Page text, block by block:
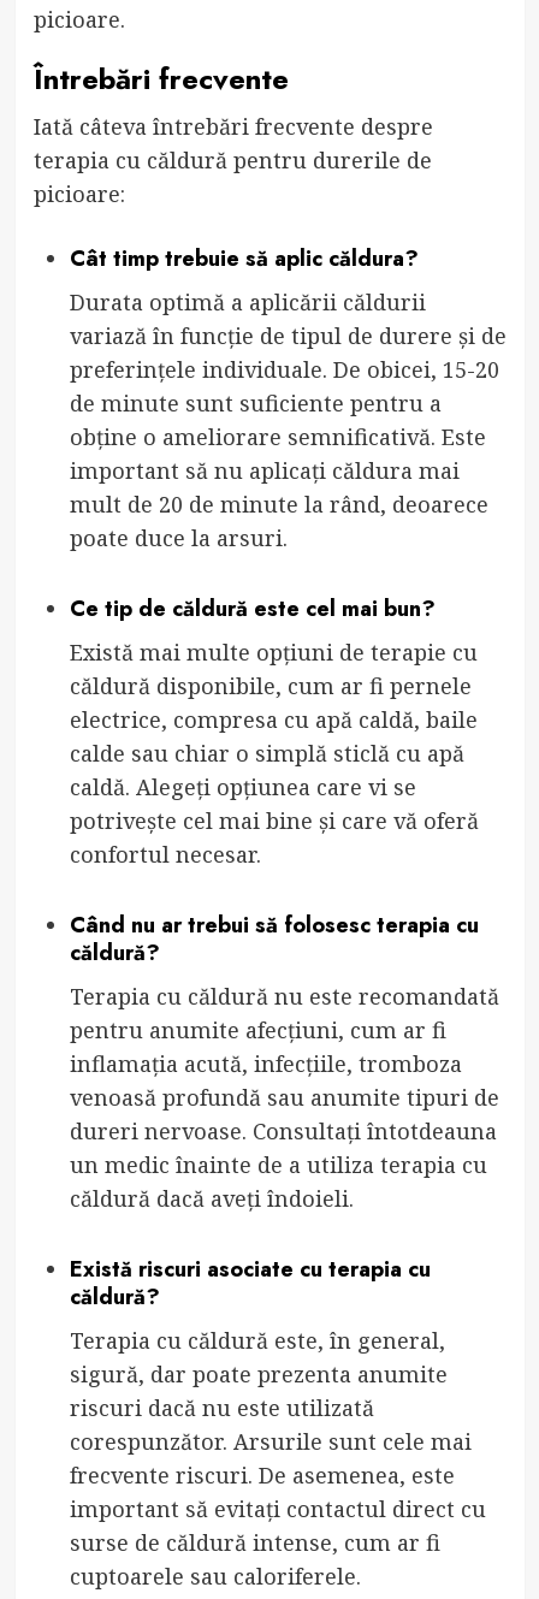
picioare.
Întrebări frecvente
Iată câteva întrebări frecvente despre
terapia cu căldură pentru durerile de
picioare:
Cât timp trebuie să aplic căldura?
Durata optimă a aplicării căldurii
variază în funcție de tipul de durere și de
preferințele individuale. De obicei, 15-20
de minute sunt suficiente pentru a
obține o ameliorare semnificativă. Este
important să nu aplicați căldura mai
mult de 20 de minute la rând, deoarece
poate duce la arsuri.
Ce tip de căldură este cel mai bun?
Există mai multe opțiuni de terapie cu
căldură disponibile, cum ar fi pernele
electrice, compresa cu apă caldă, baile
calde sau chiar o simplă sticlă cu apă
caldă. Alegeți opțiunea care vi se
potrivește cel mai bine și care vă oferă
confortul necesar.
Când nu ar trebui să folosesc terapia cu
căldură?
Terapia cu căldură nu este recomandată
pentru anumite afecțiuni, cum ar fi
inflamația acută, infecțiile, tromboza
venoasă profundă sau anumite tipuri de
dureri nervoase. Consultați întotdeauna
un medic înainte de a utiliza terapia cu
căldură dacă aveți îndoieli.
Există riscuri asociate cu terapia cu
căldură?
Terapia cu căldură este, în general,
sigură, dar poate prezenta anumite
riscuri dacă nu este utilizată
corespunzător. Arsurile sunt cele mai
frecvente riscuri. De asemenea, este
important să evitați contactul direct cu
surse de căldură intense, cum ar fi
cuptoarele sau caloriferele.